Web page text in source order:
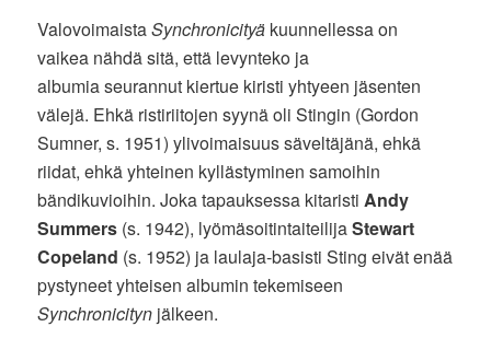
ValovoimaistaSynchronicityä kuunnellessa on
vaikea nähdä sitä, että levynteko ja
albumia seurannut kiertue kiristi yhtyeen jäsenten
välejä. Ehkä ristiriitojen syynä oli Stingin (Gordon
Sumner, s. 1951) ylivoimaisuus säveltäjänä, ehkä
riidat, ehkä yhteinen kyllästyminen samoihin
bändikuvioihin. Joka tapauksessa kitaristi Andy
Summers (s. 1942), lyömäsoitintaiteilijaStewart
Copeland (s. 1952) ja laulaja-basisti Sting eivät enää
pystyneet yhteisen albumin tekemiseen
Synchronicityn jälkeen.